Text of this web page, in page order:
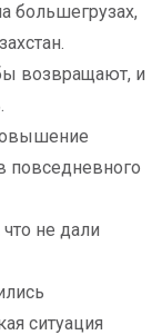
большегрузах,
возвращают, и
повседневного
не дали
ситуация